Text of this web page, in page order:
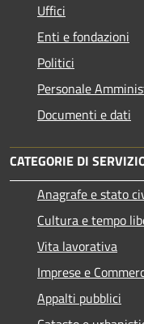
Uffici
Enti e fondazioni
Politici
Personale
Documenti e dati
CATEGORIE DI
Anagrafe e stato
Cultura e tempo
Vita lavorativa
Imprese e
Appalti pubblici